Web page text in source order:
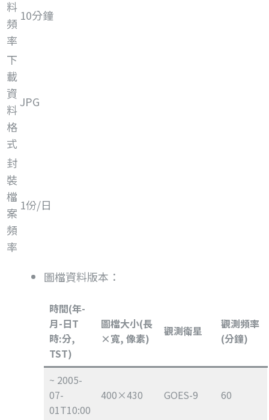
料
頻
率
10分鐘
下
載
資
料
格
式
JPG
封
裝
檔
案
頻
率
1份/日
圖檔資料版本：
時間(年-
月-日T
時:分,
TST)
圖檔大小(長
×寬, 像素)
觀測衛星
觀測頻率
(分鐘)
~ 2005-
07-
01T10:00
400×430 GOES-9 60